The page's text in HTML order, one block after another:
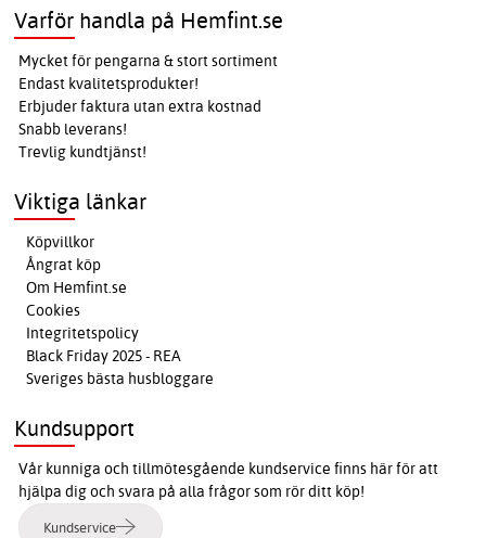
Varför handla på Hemfint.se
Mycket för pengarna & stort sortiment
Endast kvalitetsprodukter!
Erbjuder faktura utan extra kostnad
Snabb leverans!
Trevlig kundtjänst!
Viktiga länkar
Köpvillkor
Ångrat köp
Om Hemfint.se
Cookies
Integritetspolicy
Black Friday 2025 - REA
Sveriges bästa husbloggare
Kundsupport
Vår kunniga och tillmötesgående kundservice finns här för att
hjälpa dig och svara på alla frågor som rör ditt köp!
Kundservice